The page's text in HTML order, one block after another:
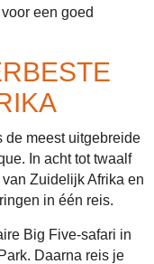
een goed
de meest uitgebreide
In acht tot twaalf
Zuidelijk Afrika en
in één reis.
Big Five-safari in
Daarna reis je